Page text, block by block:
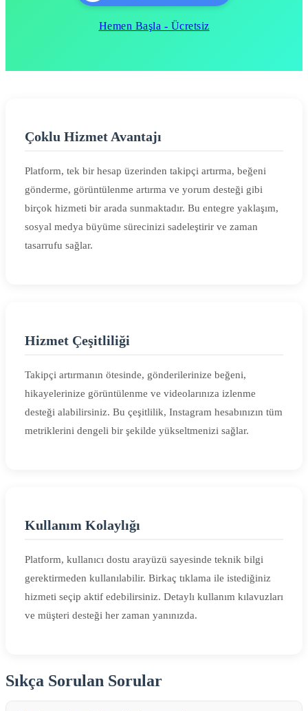
Hemen Başla - Ücretsiz
Çoklu Hizmet Avantajı
Platform, tek bir hesap üzerinden takipçi artırma, beğeni
gönderme, görüntülenme artırma ve yorum desteği gibi
birçok hizmeti bir arada sunmaktadır. Bu entegre yaklaşım,
sosyal medya büyüme sürecinizi sadeleştirir ve zaman
tasarrufu sağlar.
Hizmet Çeşitliliği
Takipçi artırmanın ötesinde, gönderilerinize beğeni,
hikayelerinize görüntülenme ve videolarınıza izlenme
desteği alabilirsiniz. Bu çeşitlilik, Instagram hesabınızın tüm
metriklerini dengeli bir şekilde yükseltmenizi sağlar.
Kullanım Kolaylığı
Platform, kullanıcı dostu arayüzü sayesinde teknik bilgi
gerektirmeden kullanılabilir. Birkaç tıklama ile istediğiniz
hizmeti seçip aktif edebilirsiniz. Detaylı kullanım kılavuzları
ve müşteri desteği her zaman yanınızda.
Sıkça Sorulan Sorular